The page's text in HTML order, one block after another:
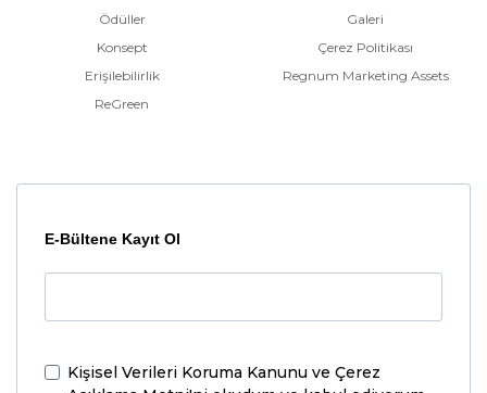
Ödüller
Konsept
Erişilebilirlik
ReGreen
Galeri
Çerez Politikası
Regnum Marketing Assets
E-Bültene Kayıt Ol
Kişisel Verileri Koruma Kanunu ve Çerez